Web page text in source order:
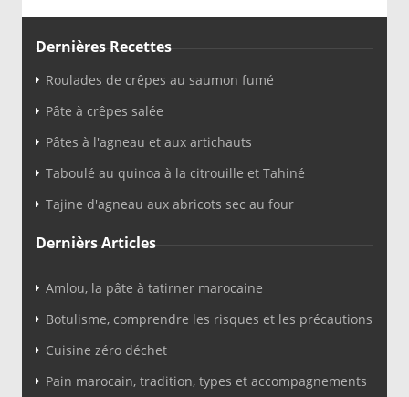
Dernières Recettes
Roulades de crêpes au saumon fumé
Pâte à crêpes salée
Pâtes à l'agneau et aux artichauts
Taboulé au quinoa à la citrouille et Tahiné
Tajine d'agneau aux abricots sec au four
Dernièrs Articles
Amlou, la pâte à tatirner marocaine
Botulisme, comprendre les risques et les précautions
Cuisine zéro déchet
Pain marocain, tradition, types et accompagnements